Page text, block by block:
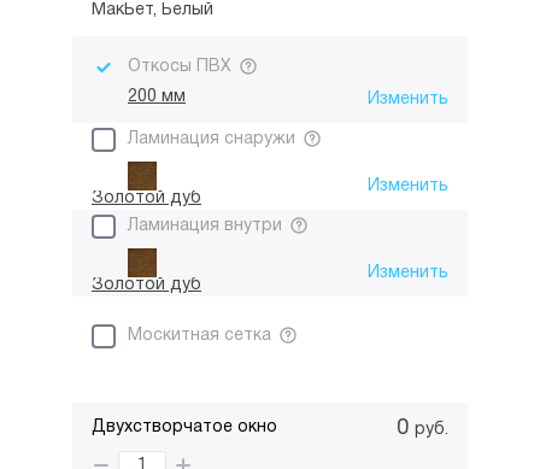
МакБет, Белый
Откосы ПВХ
200 мм
Изменить
Ламинация снаружи
Золотой дуб
Изменить
Ламинация внутри
Золотой дуб
Изменить
Москитная сетка
Двухстворчатое окно 0 руб.